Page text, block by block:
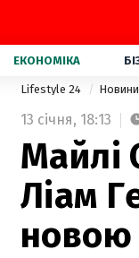
ЕКОНОМІКА
Lifestyle 24
13 січня, 18:13
Майлі
Ліам